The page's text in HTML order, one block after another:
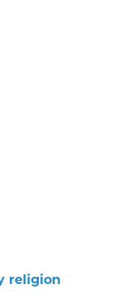
religion